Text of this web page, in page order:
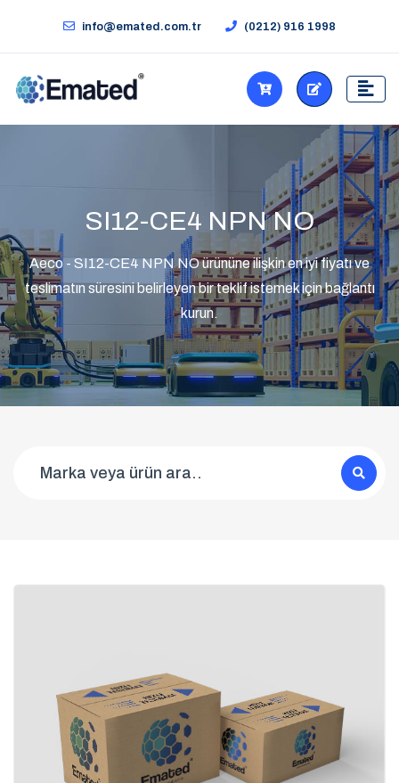
info@emated.com.tr (0212) 916 1998
SI12-CE4 NPN NO
Aeco - SI12-CE4 NPN NO ürününe ilişkin en iyi fiyatı ve
teslimatın süresini belirleyen bir teklif istemek için bağlantı
kurun.